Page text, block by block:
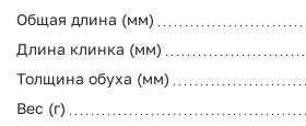
Общая длина (мм)
Длина клинка (мм)
Толщина обуха (мм)
Вес (г)